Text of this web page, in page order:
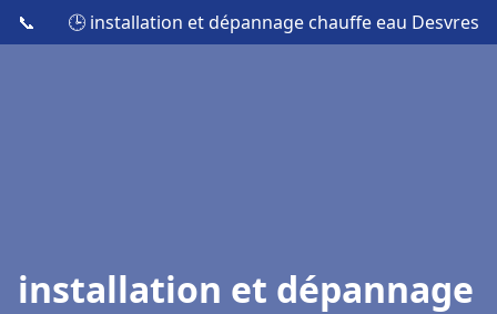
📞 🕒 installation et dépannage chauffe eau Desvres
installation et dépannage